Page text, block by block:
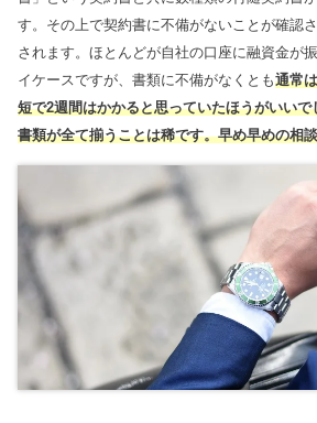
す。その上で契約書に不備がないことが確認
されます。ほとんどが自社の口座に融資金が
イケースですが、書類に不備がなくとも通常
短で2週間はかかると思っていたほうがいい
書類が全て揃うことは稀です。早め早めの相